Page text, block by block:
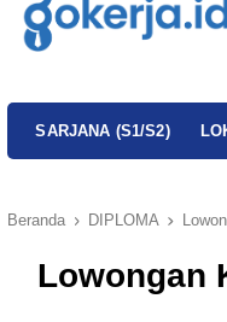
SARJANA (S1/S2)
Beranda DIPLOMA
Lowongan